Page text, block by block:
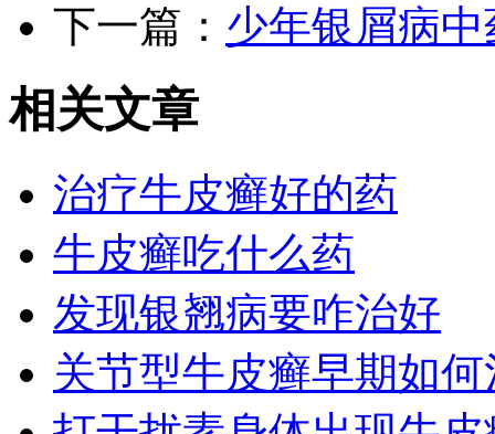
下一篇： 少年银屑病
相关文章
治疗牛皮癣好的药
牛皮癣吃什么药
发现银翘病要咋治好
关节型牛皮癣早期如